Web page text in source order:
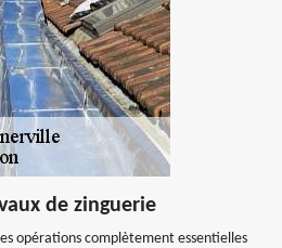
de zinguerie
opérations complètement essentielles